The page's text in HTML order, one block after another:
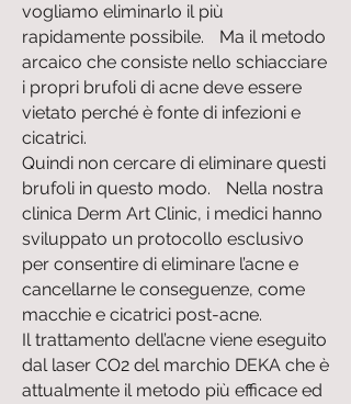
vogliamo eliminarlo il più
rapidamente possibile. Ma il metodo
arcaico che consiste nello schiacciare
i propri brufoli di acne deve essere
vietato perché è fonte di infezioni e
cicatrici.
Quindi non cercare di eliminare questi
brufoli in questo modo. Nella nostra
clinica Derm Art Clinic, i medici hanno
sviluppato un protocollo esclusivo
per consentire di eliminare l’acne e
cancellarne le conseguenze, come
macchie e cicatrici post-acne.
Il trattamento dell’acne viene eseguito
dal laser CO2 del marchio DEKA che è
attualmente il metodo più efficace ed